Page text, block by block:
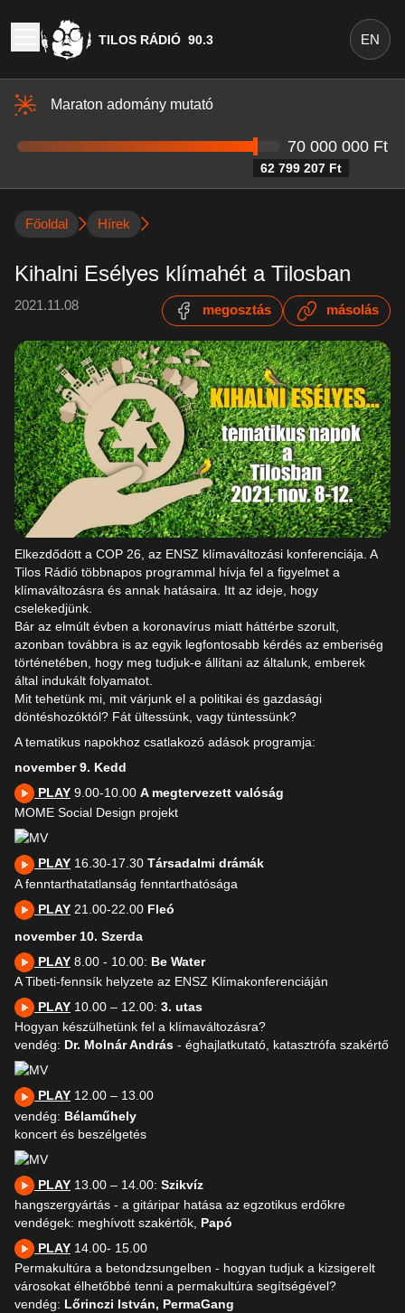
TILOS RÁDIÓ 90.3 EN
Maraton adomány mutató
62 799 207 Ft
70 000 000 Ft
Főoldal Hírek
Kihalni Esélyes klímahét a Tilosban
2021.11.08 megosztás másolás
Elkezdődött a COP 26, az ENSZ klímaváltozási konferenciája. A
Tilos Rádió többnapos programmal hívja fel a figyelmet a
klímaváltozásra és annak hatásaira. Itt az ideje, hogy
cselekedjünk.
Bár az elmúlt évben a koronavírus miatt háttérbe szorult,
azonban továbbra is az egyik legfontosabb kérdés az emberiség
történetében, hogy meg tudjuk-e állítani az általunk, emberek
által indukált folyamatot.
Mit tehetünk mi, mit várjunk el a politikai és gazdasági
döntéshozóktól? Fát ültessünk, vagy tüntessünk?
A tematikus napokhoz csatlakozó adások programja:
november 9. Kedd
PLAY 9.00-10.00 A megtervezett valóság
MOME Social Design projekt
PLAY 16.30-17.30 Társadalmi drámák
A fenntarthatatlanság fenntarthatósága
PLAY 21.00-22.00 Fleó
november 10. Szerda
PLAY 8.00 - 10.00: Be Water
A Tibeti-fennsík helyzete az ENSZ Klímakonferenciáján
PLAY 10.00 – 12.00: 3. utas
Hogyan készülhetünk fel a klímaváltozásra?
vendég: Dr. Molnár András - éghajlatkutató, katasztrófa szakértő
PLAY 12.00 – 13.00
vendég: Bélaműhely
koncert és beszélgetés
PLAY 13.00 – 14.00: Szikvíz
hangszergyártás - a gitáripar hatása az egzotikus erdőkre
vendégek: meghívott szakértők, Papó
PLAY 14.00- 15.00
Permakultúra a betondzsungelben - hogyan tudjuk a kizsigerelt
városokat élhetőbbé tenni a permakultúra segítségével?
vendég: Lőrinczi István, PermaGang